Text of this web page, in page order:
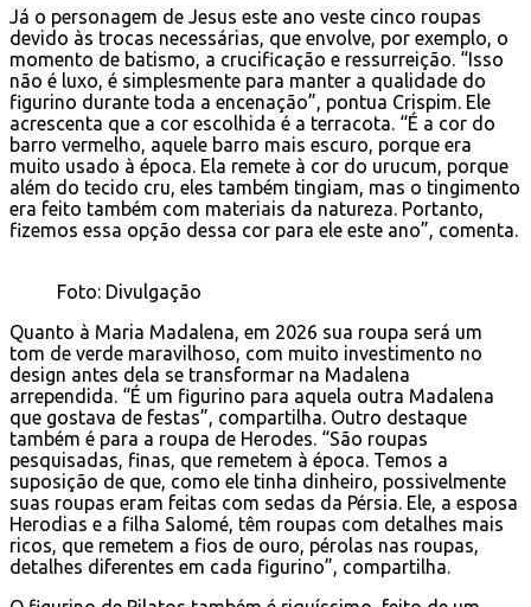
Já o personagem de Jesus este ano veste cinco roupas
devido às trocas necessárias, que envolve, por exemplo, o
momento de batismo, a crucificação e ressurreição. “Isso
não é luxo, é simplesmente para manter a qualidade do
figurino durante toda a encenação”, pontua Crispim. Ele
acrescenta que a cor escolhida é a terracota. “É a cor do
barro vermelho, aquele barro mais escuro, porque era
muito usado à época. Ela remete à cor do urucum, porque
além do tecido cru, eles também tingiam, mas o tingimento
era feito também com materiais da natureza. Portanto,
fizemos essa opção dessa cor para ele este ano”, comenta.
Foto: Divulgação
Quanto à Maria Madalena, em 2026 sua roupa será um
tom de verde maravilhoso, com muito investimento no
design antes dela se transformar na Madalena
arrependida. “É um figurino para aquela outra Madalena
que gostava de festas”, compartilha. Outro destaque
também é para a roupa de Herodes. “São roupas
pesquisadas, finas, que remetem à época. Temos a
suposição de que, como ele tinha dinheiro, possivelmente
suas roupas eram feitas com sedas da Pérsia. Ele, a esposa
Herodias e a filha Salomé, têm roupas com detalhes mais
ricos, que remetem a fios de ouro, pérolas nas roupas,
detalhes diferentes em cada figurino”, compartilha.